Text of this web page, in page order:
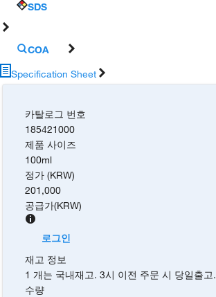
SDS
COA
Specification Sheet
카탈로그 번호
185421000
제품 사이즈
100ml
정가 (KRW)
201,000
공급가(KRW)
로그인
재고 정보
1 개는 국내재고. 3시 이전 주문 시 당일출고.
수량